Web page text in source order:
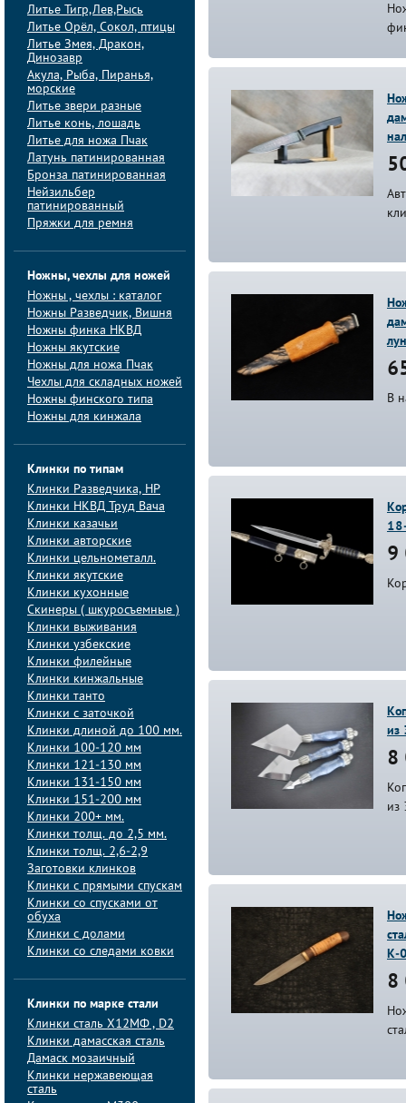
Литье Тигр,Лев,Рысь
Литье Орёл, Сокол, птицы
Литье Змея, Дракон,
Динозавр
Акула, Рыба, Пиранья,
морские
Литье звери разные
Литье конь, лошадь
Литье для ножа Пчак
Латунь патинированная
Бронза патинированная
Нейзильбер
патинированный
Пряжки для ремня
Ножны, чехлы для ножей
Ножны , чехлы : каталог
Ножны Разведчик, Вишня
Ножны финка НКВД
Ножны якутские
Ножны для ножа Пчак
Чехлы для складных ножей
Ножны финского типа
Ножны для кинжала
Клинки по типам
Клинки Pазведчика, НP
Клинки НКВД Труд Вача
Клинки казачьи
Клинки авторские
Клинки цельнометалл.
Клинки якутские
Клинки кухонные
Скинеры ( шкуросъемные )
Клинки выживания
Клинки узбекские
Клинки филейные
Клинки кинжальные
Клинки танто
Клинки с заточкой
Клинки длиной до 100 мм.
Клинки 100-120 мм
Клинки 121-130 мм
Клинки 131-150 мм
Клинки 151-200 мм
Клинки 200+ мм.
Клинки толщ. до 2,5 мм.
Клинки толщ. 2,6-2,9
Заготовки клинков
Клинки с прямыми спускам
Клинки со спусками от
обуха
Клинки с долами
Клинки со следами ковки
Клинки по марке стали
Клинки сталь Х12МФ , D2
Клинки дамасская сталь
Дамаск мозаичный
Клинки нержавеющая
сталь
В
9
из
8
из
К-
8